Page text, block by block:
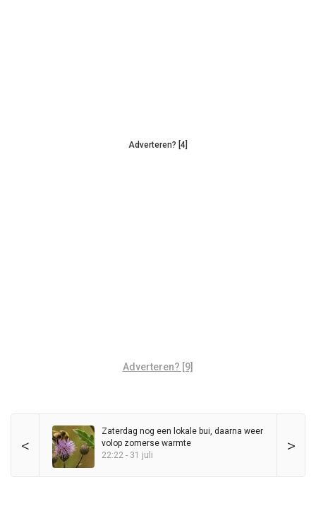
Adverteren? [4]
Adverteren? [9]
< >
Zaterdag nog een lokale bui, daarna weer
volop zomerse warmte
22:22 - 31 juli